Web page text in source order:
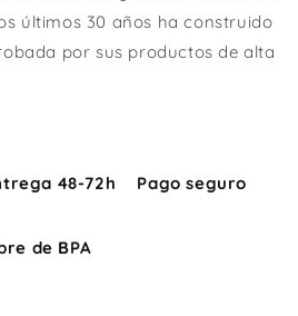
últimos 30 años ha construido
por sus productos de alta
48-72h Pago seguro
de BPA